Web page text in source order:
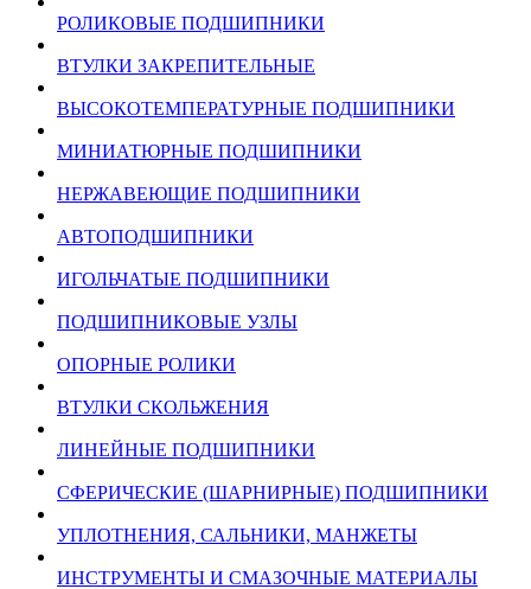
РОЛИКОВЫЕ ПОДШИПНИКИ
ВТУЛКИ ЗАКРЕПИТЕЛЬНЫЕ
ВЫСОКОТЕМПЕРАТУРНЫЕ ПОДШИПНИКИ
МИНИАТЮРНЫЕ ПОДШИПНИКИ
НЕРЖАВЕЮЩИЕ ПОДШИПНИКИ
АВТОПОДШИПНИКИ
ИГОЛЬЧАТЫЕ ПОДШИПНИКИ
ПОДШИПНИКОВЫЕ УЗЛЫ
ОПОРНЫЕ РОЛИКИ
ВТУЛКИ СКОЛЬЖЕНИЯ
ЛИНЕЙНЫЕ ПОДШИПНИКИ
СФЕРИЧЕСКИЕ (ШАРНИРНЫЕ) ПОДШИПНИКИ
УПЛОТНЕНИЯ, САЛЬНИКИ, МАНЖЕТЫ
ИНСТРУМЕНТЫ И СМАЗОЧНЫЕ МАТЕРИАЛЫ